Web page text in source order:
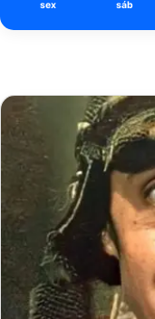
sex sáb